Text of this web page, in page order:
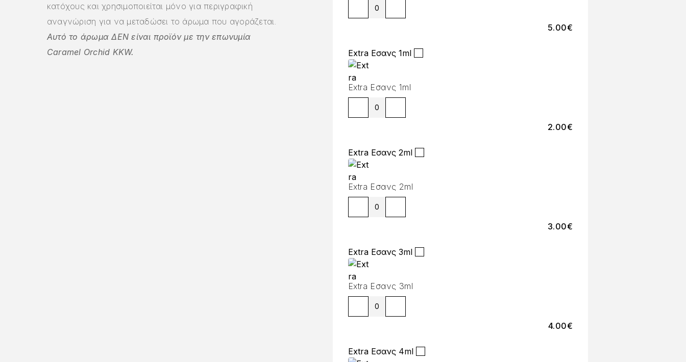
κατόχους και χρησιμοποιείται μόνο για περιγραφική
αναγνώριση για να μεταδώσει το άρωμα που αγοράζεται.
Αυτό το άρωμα ΔΕΝ είναι προϊόν με την επωνυμία
Caramel Orchid KKW.
5.00€
Extra Εσανς 1ml
Extra Εσανς 1ml
2.00€
Extra Εσανς 2ml
Extra Εσανς 2ml
3.00€
Extra Εσανς 3ml
Extra Εσανς 3ml
4.00€
Extra Εσανς 4ml